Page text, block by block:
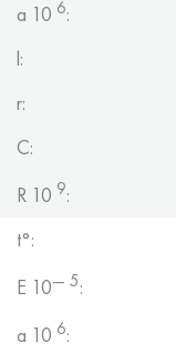
a 10 6:
l:
r:
C:
R 10 9:
t°:
E 10— 5:
a 10 6: